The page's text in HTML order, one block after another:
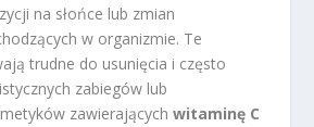
na słońce lub zmian
w organizmie. Te
trudne do usunięcia i często
zabiegów lub
zawierającychwitaminę C